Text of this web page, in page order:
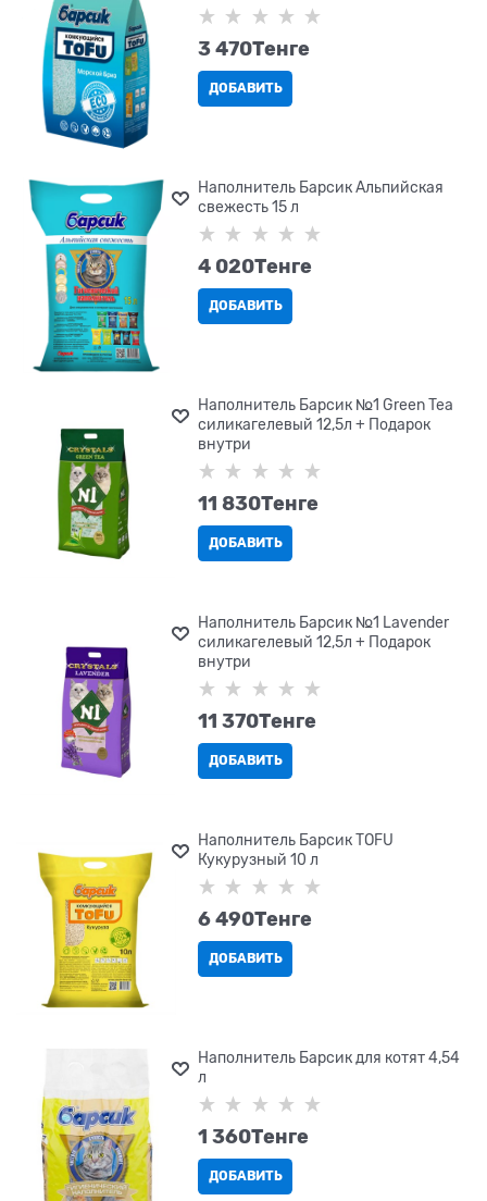
3 470Tенге
ДОБАВИТЬ
Наполнитель Барсик Альпийская
свежесть 15 л
4 020Tенге
ДОБАВИТЬ
Наполнитель Барсик №1 Green Tea
силикагелевый 12,5л + Подарок
внутри
11 830Tенге
ДОБАВИТЬ
Наполнитель Барсик №1 Lavender
силикагелевый 12,5л + Подарок
внутри
11 370Tенге
ДОБАВИТЬ
Наполнитель Барсик TOFU
Кукурузный 10 л
6 490Tенге
ДОБАВИТЬ
Наполнитель Барсик для котят 4,54
л
1 360Tенге
ДОБАВИТЬ